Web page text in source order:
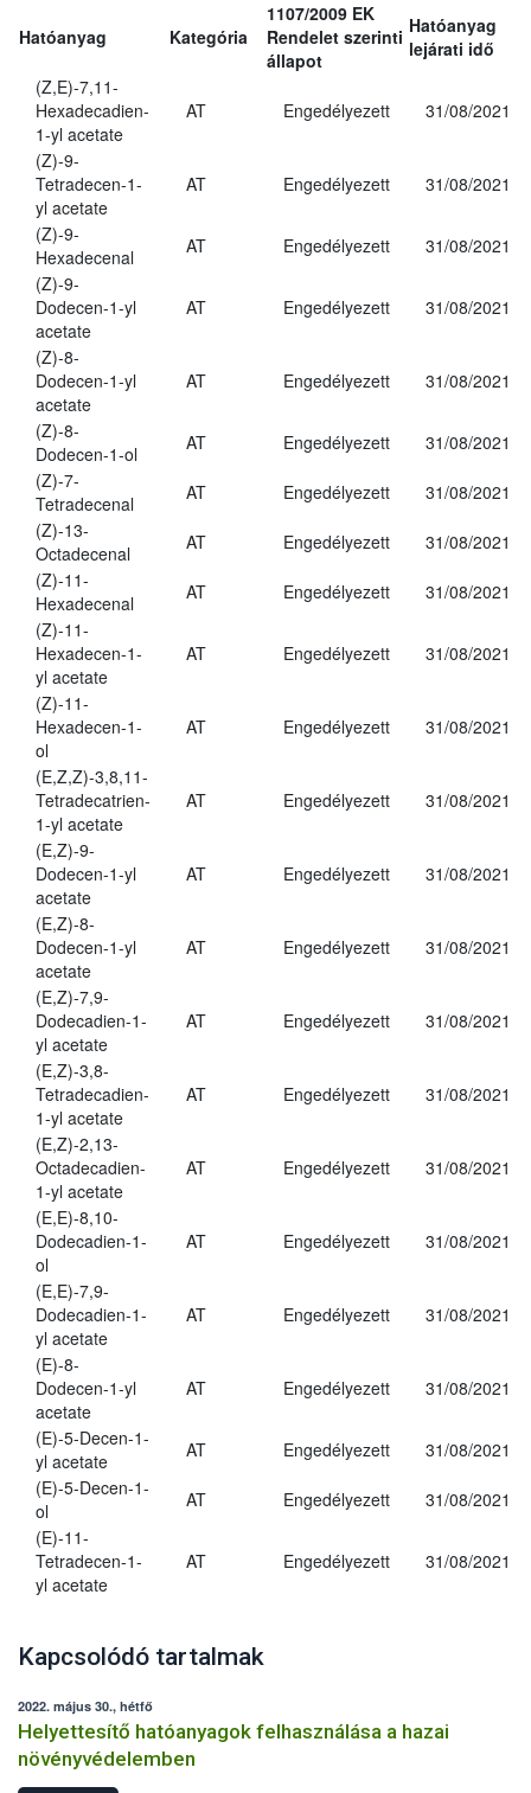
Hatóanyag Kategória
1107/2009 EK
Rendelet szerinti
állapot
Hatóanyag
lejárati idő
(Z,E)-7,11-
Hexadecadien-
1-yl acetate
AT Engedélyezett 31/08/2021
(Z)-9-
Tetradecen-1-
yl acetate
AT Engedélyezett 31/08/2021
(Z)-9-
Hexadecenal
AT Engedélyezett
31/08/2021
(Z)-9-
Dodecen-1-yl
acetate
AT Engedélyezett 31/08/2021
(Z)-8-
Dodecen-1-yl
acetate
AT Engedélyezett 31/08/2021
(Z)-8-
Dodecen-1-ol
AT Engedélyezett
31/08/2021
(Z)-7-
Tetradecenal
AT Engedélyezett
31/08/2021
(Z)-13-
Octadecenal
AT Engedélyezett
31/08/2021
(Z)-11-
Hexadecenal
AT Engedélyezett
31/08/2021
(Z)-11-
Hexadecen-1-
yl acetate
AT Engedélyezett 31/08/2021
(Z)-11-
Hexadecen-1-
ol
AT Engedélyezett 31/08/2021
(E,Z,Z)-3,8,11-
Tetradecatrien-
1-yl acetate
AT Engedélyezett 31/08/2021
(E,Z)-9-
Dodecen-1-yl
acetate
AT Engedélyezett 31/08/2021
(E,Z)-8-
Dodecen-1-yl
acetate
AT Engedélyezett 31/08/2021
(E,Z)-7,9-
Dodecadien-1-
yl acetate
AT Engedélyezett 31/08/2021
(E,Z)-3,8-
Tetradecadien-
1-yl acetate
AT Engedélyezett 31/08/2021
(E,Z)-2,13-
Octadecadien-
1-yl acetate
AT Engedélyezett 31/08/2021
(E,E)-8,10-
Dodecadien-1-
ol
AT Engedélyezett 31/08/2021
(E,E)-7,9-
Dodecadien-1-
yl acetate
AT Engedélyezett 31/08/2021
(E)-8-
Dodecen-1-yl
acetate
AT Engedélyezett 31/08/2021
(E)-5-Decen-1-
yl acetate
AT Engedélyezett
31/08/2021
(E)-5-Decen-1-
ol
AT Engedélyezett
31/08/2021
(E)-11-
Tetradecen-1-
yl acetate
AT Engedélyezett 31/08/2021
Kapcsolódó tartalmak
2022. május 30., hétfő
Helyettesítő hatóanyagok felhasználása a hazai
növényvédelemben